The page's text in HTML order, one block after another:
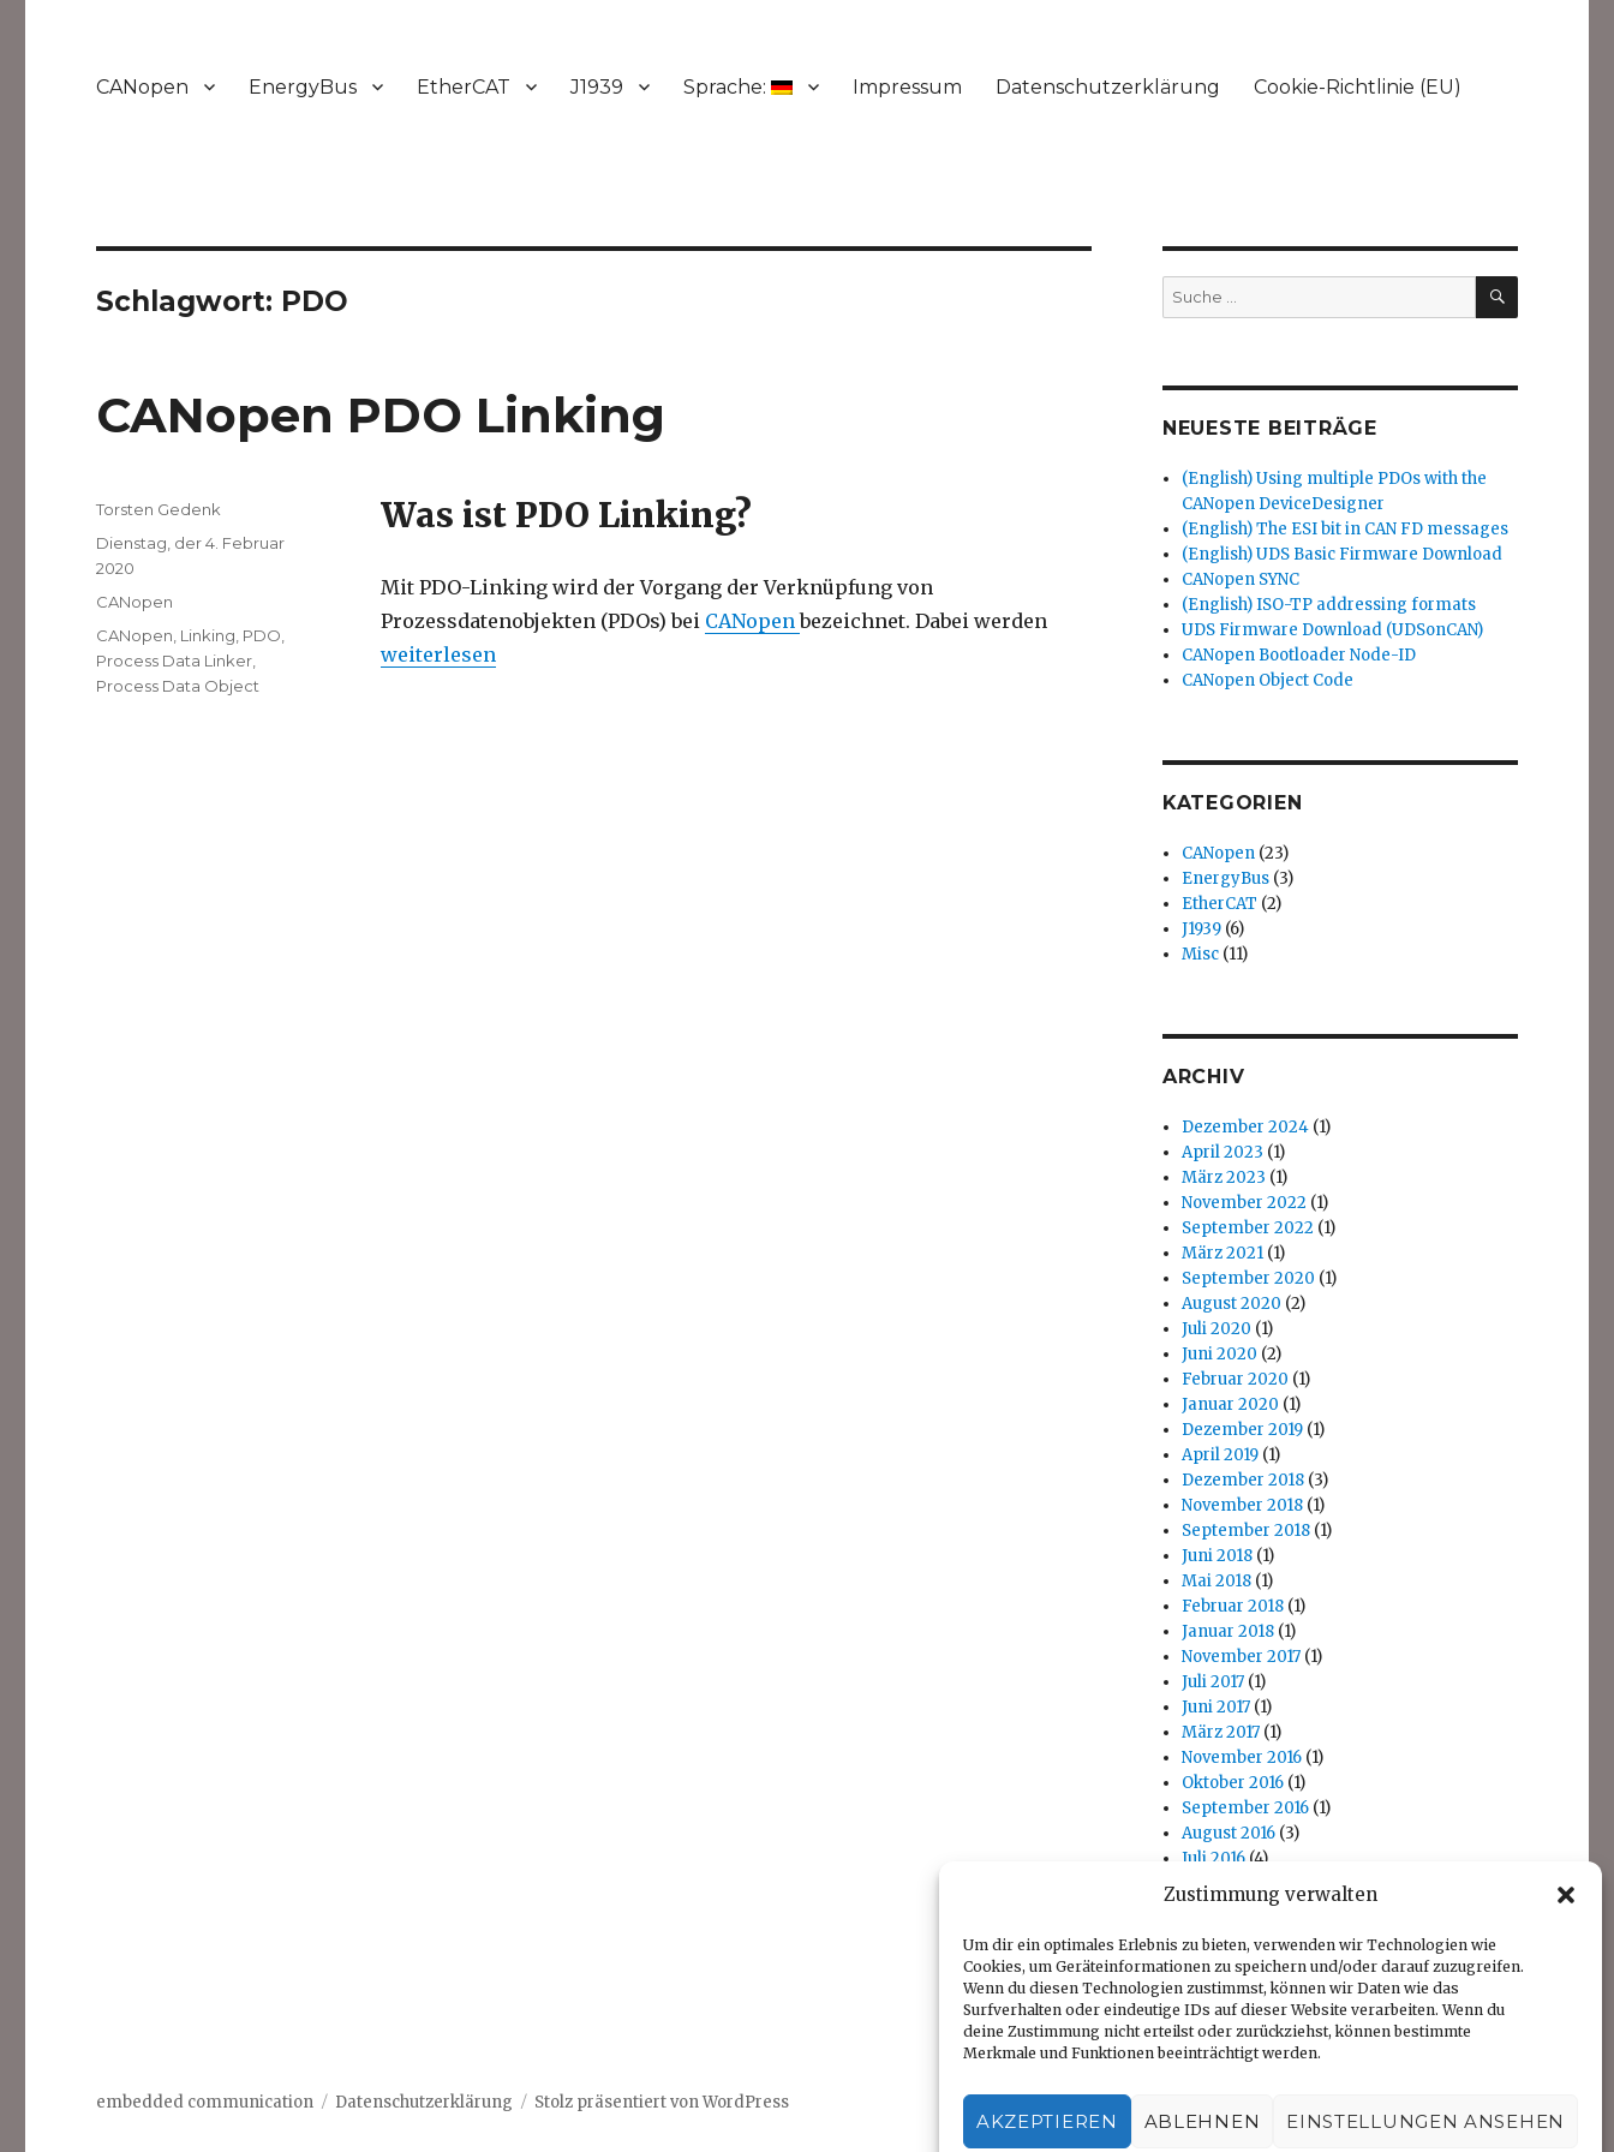
Zustimmung verwalten
Um dir ein optimales Erlebnis zu bieten, verwenden wir Technologien wie
Cookies, um Geräteinformationen zu speichern und/oder darauf zuzugreifen.
Wenn du diesen Technologien zustimmst, können wir Daten wie das
Surfverhalten oder eindeutige IDs auf dieser Website verarbeiten. Wenn du
deine Zustimmung nicht erteilst oder zurückziehst, können bestimmte
Merkmale und Funktionen beeinträchtigt werden.
AKZEPTIEREN ABLEHNEN EINSTELLUNGEN ANSEHEN
CANopen EnergyBus EtherCAT J1939 Sprache: Impressum Datenschutzerklärung Cookie-Richtlinie (EU)
Schlagwort: PDO
CANopen PDO Linking
Was ist PDO Linking?
Mit PDO-Linking wird der Vorgang der Verknüpfung von
Prozessdatenobjekten (PDOs) bei CANopenbezeichnet. Dabei werden
„CANopen PDO Linking“
weiterlesen
Autor
Torsten Gedenk
Veröffentlicht
am
Dienstag, der 4. Februar
2020
Kategorien
CANopen
Schlagwörter
CANopen Linking PDO
Process Data Linker
Process Data Object
Suche
nach:
SUCHEN
NEUESTE BEITRÄGE
(English) Using multiple PDOs with the
CANopen DeviceDesigner
(English) The ESI bit in CAN FD messages
(English) UDS Basic Firmware Download
CANopen SYNC
(English) ISO-TP addressing formats
UDS Firmware Download (UDSonCAN)
CANopen Bootloader Node-ID
CANopen Object Code
KATEGORIEN
CANopen (23)
EnergyBus (3)
EtherCAT (2)
J1939 (6)
Misc (11)
ARCHIV
Dezember 2024 (1)
April 2023 (1)
März 2023 (1)
November 2022 (1)
September 2022 (1)
März 2021 (1)
September 2020 (1)
August 2020 (2)
Juli 2020 (1)
Juni 2020 (2)
Februar 2020 (1)
Januar 2020 (1)
Dezember 2019 (1)
April 2019 (1)
Dezember 2018 (3)
November 2018 (1)
September 2018 (1)
Juni 2018 (1)
Mai 2018 (1)
Februar 2018 (1)
Januar 2018 (1)
November 2017 (1)
Juli 2017 (1)
Juni 2017 (1)
März 2017 (1)
November 2016 (1)
Oktober 2016 (1)
September 2016 (1)
August 2016 (3)
Juli 2016 (4)
April 2016
November 2014
Oktober 2014
embedded communication Datenschutzerklärung Stolz präsentiert von WordPress